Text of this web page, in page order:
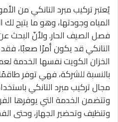
يُعتبر تركيب مبرد التانكي من
المياه وجودتها، وهو ما يتيح
فصل الصيف الحار. ولأنّ البحث
التانكي قد يكون أمرًا صعبًا،
الخزان الكويت نفسها الخدمة
بالنسبة للشركة، فهي توفر
مجال تركيب مبرد التانكي
وتتضمن الخدمة التي يوفرها
وتنظيف وتحضير الجهاز، وحتى